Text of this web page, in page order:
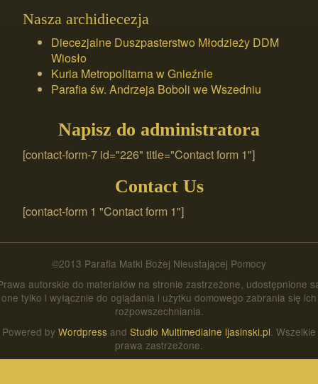
Nasza archidiecezja
Diecezjalne Duszpasterstwo Młodzieży DDM
Wiosło
Kuria Metropolitarna w Gnieźnie
Parafia św. Andrzeja Boboli we Wszedniu
Napisz do administratora
[contact-form-7 id="226" title="Contact form 1"]
Contact Us
[contact-form 1 "Contact form 1"]
©2013 Parafia Matki Bożej Nieustającej Pomocy
autorskie do materiałów na stronie zastrzeżone, udostępnione
one tylko i wyłącznie do oglądania i użytku domowego zabrania się ich
rozpowszechniania.
Powered by Wordpress and Studio Multimedialne ljasinski.pl. Wszelkie
prawa zastrzeżone.